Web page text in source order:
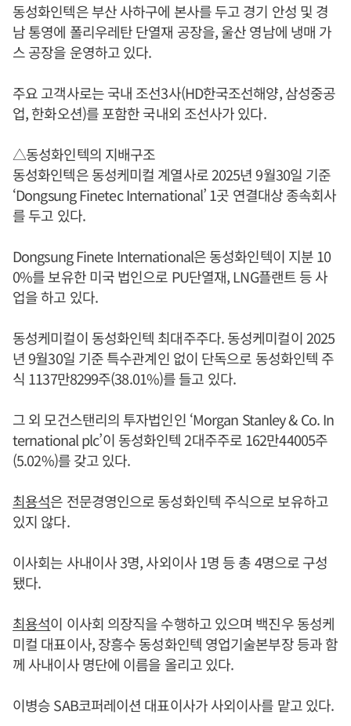
동성화인텍은 부산 사하구에 본사를 두고 경기 안성 및 경
남 통영에 폴리우레탄 단열재 공장을, 울산 영남에 냉매 가
스 공장을 운영하고 있다.
주요 고객사로는 국내 조선3사(HD한국조선해양, 삼성중공
업, 한화오션)를 포함한 국내외 조선사가 있다.
△동성화인텍의 지배구조
동성화인텍은 동성케미컬 계열사로 2025년 9월30일 기준
‘Dongsung Finetec International’ 1곳 연결대상 종속회사
를 두고 있다.
Dongsung Finete International은 동성화인텍이 지분 10
0%를 보유한 미국 법인으로 PU단열재, LNG플랜트 등 사
업을 하고 있다.
동성케미컬이 동성화인텍 최대주주다. 동성케미컬이 2025
년 9월30일 기준 특수관계인 없이 단독으로 동성화인텍 주
식 1137만8299주(38.01%)를 들고 있다.
그 외 모건스탠리의 투자법인인 ‘Morgan Stanley & Co. In
ternational plc’이 동성화인텍 2대주주로 162만44005주
(5.02%)를 갖고 있다.
최용석은 전문경영인으로 동성화인텍 주식으로 보유하고
있지 않다.
이사회는 사내이사 3명, 사외이사 1명 등 총 4명으로 구성
됐다.
최용석이 이사회 의장직을 수행하고 있으며 백진우 동성케
미컬 대표이사, 장흥수 동성화인텍 영업기술본부장 등과 함
께 사내이사 명단에 이름을 올리고 있다.
이병승 SAB코퍼레이션 대표이사가 사외이사를 맡고 있다.